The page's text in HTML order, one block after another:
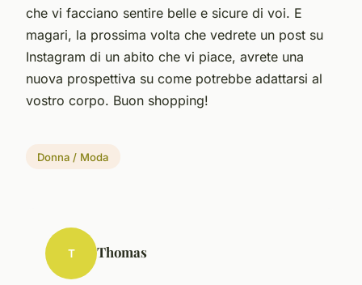
che vi facciano sentire belle e sicure di voi. E
magari, la prossima volta che vedrete un post su
Instagram di un abito che vi piace, avrete una
nuova prospettiva su come potrebbe adattarsi al
vostro corpo. Buon shopping!
Donna / Moda
T Thomas